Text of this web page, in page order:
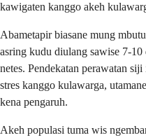
kawigaten kanggo akeh
Abametapir biasane mung
asring kudu diulang sawise 7-
netes. Pendekatan perawatan
stres kanggo kulawarga,
kena pengaruh.
Akeh populasi tuma wis